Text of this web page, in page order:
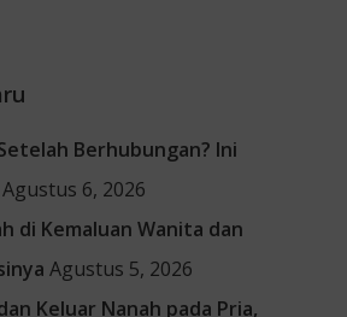
Berhubungan? Ini
Agustus 6, 2026
di Kemaluan Wanita dan
Agustus 5, 2026
Keluar Nanah pada Pria,